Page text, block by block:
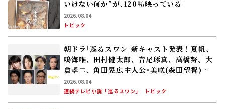
いけない何か”が､120％映っている」
2026.08.04
トピック
朝ドラ｢巡るスワン｣新キャスト発表！夏帆、
鳴海唯、田村健太郎、音尾琢真、高橋努、大
倉孝二、角田晃広――主人公･美咲(森田望智)が
交流する警察署の人々 2027年度前期放送
2026.08.04
連続テレビ小説「巡るスワン」
トピック